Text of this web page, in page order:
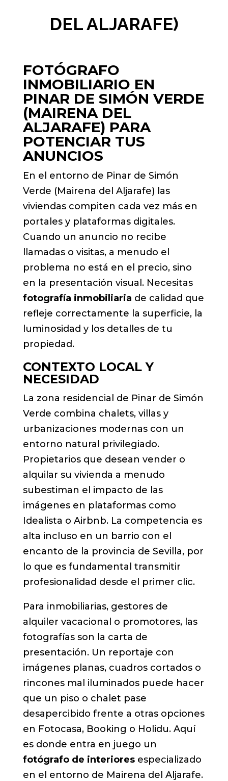
DEL ALJARAFE)
FOTÓGRAFO
INMOBILIARIO EN
PINAR DE SIMÓN VERDE
(MAIRENA DEL
ALJARAFE) PARA
POTENCIAR TUS
ANUNCIOS
En el entorno de Pinar de Simón
Verde (Mairena del Aljarafe) las
viviendas compiten cada vez más en
portales y plataformas digitales.
Cuando un anuncio no recibe
llamadas o visitas, a menudo el
problema no está en el precio, sino
en la presentación visual. Necesitas
fotografía inmobiliaria de calidad que
refleje correctamente la superficie, la
luminosidad y los detalles de tu
propiedad.
CONTEXTO LOCAL Y
NECESIDAD
La zona residencial de Pinar de Simón
Verde combina chalets, villas y
urbanizaciones modernas con un
entorno natural privilegiado.
Propietarios que desean vender o
alquilar su vivienda a menudo
subestiman el impacto de las
imágenes en plataformas como
Idealista o Airbnb. La competencia es
alta incluso en un barrio con el
encanto de la provincia de Sevilla, por
lo que es fundamental transmitir
profesionalidad desde el primer clic.
Para inmobiliarias, gestores de
alquiler vacacional o promotores, las
fotografías son la carta de
presentación. Un reportaje con
imágenes planas, cuadros cortados o
rincones mal iluminados puede hacer
que un piso o chalet pase
desapercibido frente a otras opciones
en Fotocasa, Booking o Holidu. Aquí
es donde entra en juego un
fotógrafo de interioresespecializado
en el entorno de Mairena del Aljarafe.